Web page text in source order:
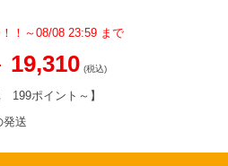
！～08/08 23:59 まで
19,310 (税込)
199ポイント～ 】
発送